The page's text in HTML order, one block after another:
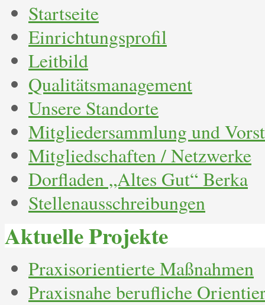
Startseite
Einrichtungsprofil
Leitbild
Qualitätsmanagement
Unsere Standorte
Mitgliedersammlung und
Mitgliedschaften / Netzwerke
Dorfladen „Altes Gut“ Berka
Stellenausschreibungen
Aktuelle Projekte
Praxisorientierte Maßnahmen
Praxisnahe berufliche